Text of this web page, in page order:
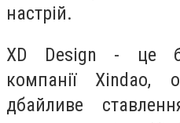
настрій.
XD Design - це
компанії Xindao,
дбайливе